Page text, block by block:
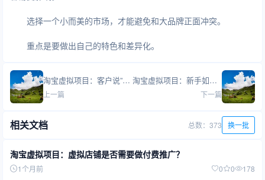
选择一个小而美的市场，才能避免和大品牌正面冲突。
重点是要做出自己的特色和差异化。
淘宝虚拟项目：客户说”网上都有免费的你凭什么卖钱”
上一篇
淘宝虚拟项目：新手如何快速掌握虚拟店铺的客服话术？
下一篇
相关文档 总数：373 换一批
淘宝虚拟项目：虚拟店铺是否需要做付费推广？
1个月前 0 0 178